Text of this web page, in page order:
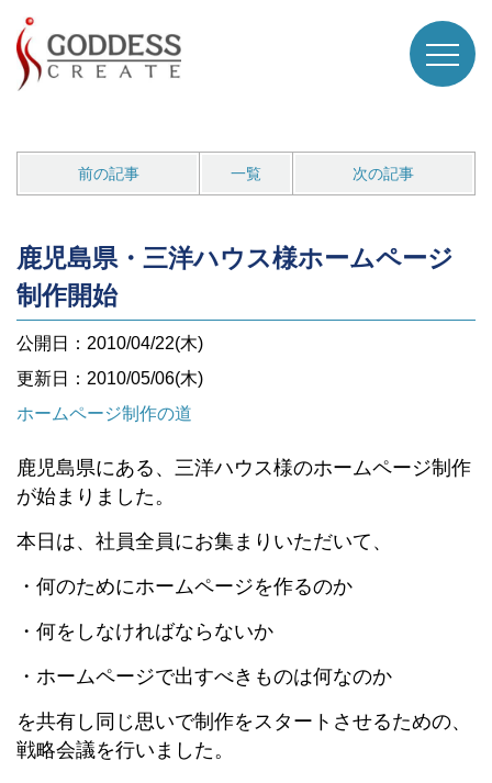
前の記事 一覧 次の記事
鹿児島県・三洋ハウス様ホームページ
制作開始
公開日：2010/04/22(木)
更新日：2010/05/06(木)
ホームページ制作の道
鹿児島県にある、三洋ハウス様のホームページ制作
が始まりました。
本日は、社員全員にお集まりいただいて、
・何のためにホームページを作るのか
・何をしなければならないか
・ホームページで出すべきものは何なのか
を共有し同じ思いで制作をスタートさせるための、
戦略会議を行いました。